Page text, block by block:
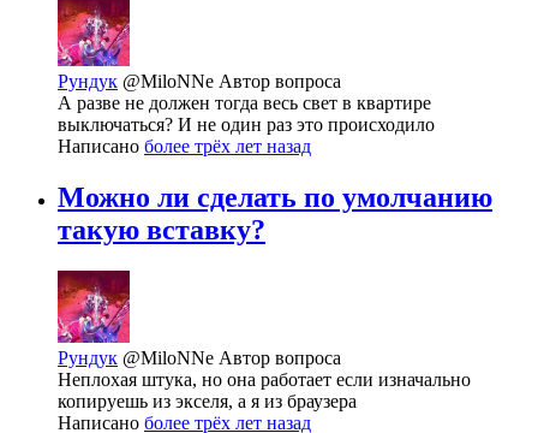
Рундук @MiloNNe Автор вопроса
А разве не должен тогда весь свет в квартире
выключаться? И не один раз это происходило
Написано более трёх лет назад
Можно ли сделать по умолчанию
такую вставку?
Рундук @MiloNNe Автор вопроса
Неплохая штука, но она работает если изначально
копируешь из экселя, а я из браузера
Написано более трёх лет назад